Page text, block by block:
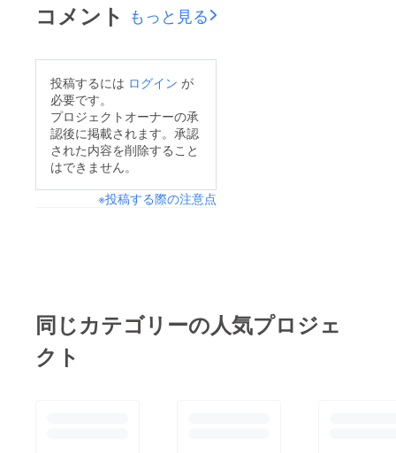
コメント もっと見る
投稿するには ログイン が
必要です。
プロジェクトオーナーの承
認後に掲載されます。承認
された内容を削除すること
はできません。
※投稿する際の注意点
同じカテゴリーの人気プロジェ
クト